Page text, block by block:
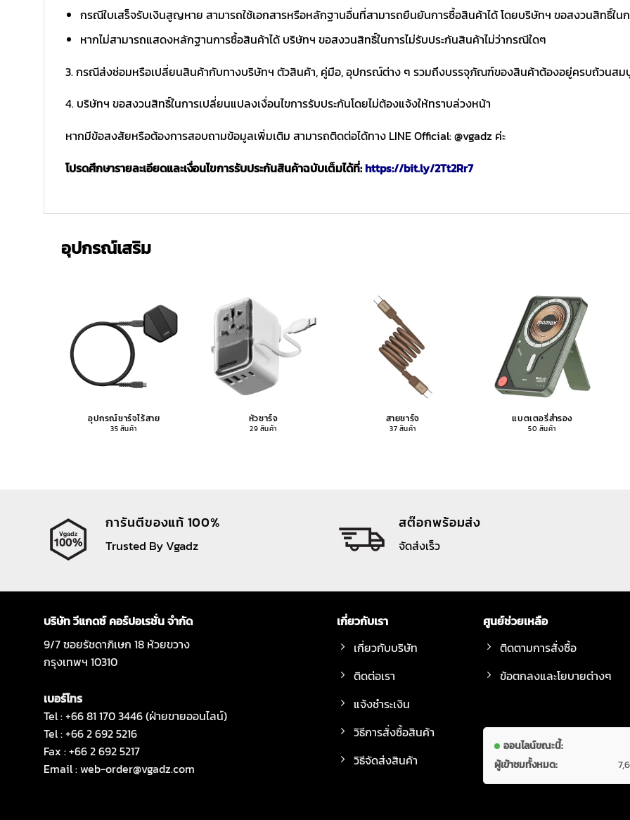
กรณีใบเสร็จรับเงินสูญหาย สามารถใช้เอกสารหรือหลักฐานอื่นที่สามารถยืนยันการซื้อสินค้าได้ โดยบริษัทฯ ขอสงวนสิทธิ์ใน
หากไม่สามารถแสดงหลักฐานการซื้อสินค้าได้ บริษัทฯ ขอสงวนสิทธิ์ในการไม่รับประกันสินค้าไม่ว่ากรณีใดๆ
3. กรณีส่งซ่อมหรือเปลี่ยนสินค้ากับทางบริษัทฯ ตัวสินค้า, คู่มือ, อุปกรณ์ต่าง ๆ รวมถึงบรรจุภัณฑ์ของสินค้าต้องอยู่ครบถ้วนส
4. บริษัทฯ ขอสงวนสิทธิ์ในการเปลี่ยนแปลงเงื่อนไขการรับประกันโดยไม่ต้องแจ้งให้ทราบล่วงหน้า
หากมีข้อสงสัยหรือต้องการสอบถามข้อมูลเพิ่มเติม สามารถติดต่อได้ทาง LINE Official: @vgadz ค่ะ
โปรดศึกษารายละเอียดและเงื่อนไขการรับประกันสินค้าฉบับเต็มได้ที่:https://bit.ly/2Tt2Rr7
อุปกรณ์เสริม
อุปกรณ์ชาร์จไร้สาย
35 สินค้า
หัวชาร์จ
29 สินค้า
สายชาร์จ
37 สินค้า
แบตเตอรี่สำรอง
50 สินค้า
การันตีของแท้ 100%
Trusted By Vgadz
สต๊อกพร้อมส่ง
จัดส่งเร็ว
บริษัท วีแกดซ์ คอร์ปอเรชั่น จำกัด
9/7 ซอยรัชดาภิเษก 18 ห้วยขวาง
กรุงเทพฯ 10310
เบอร์โทร
Tel : +66 81 170 3446 (ฝ่ายขายออนไลน์)
Tel : +66 2 692 5216
Fax : +66 2 692 5217
Email :web-order@vgadz.com
เกี่ยวกับเรา
เกี่ยวกับบริษัท
ติดต่อเรา
แจ้งชำระเงิน
วิธีการสั่งซื้อสินค้า
วิธีจัดส่งสินค้า
ศูนย์ช่วยเหลือ
ติดตามการสั่งซื้อ
ข้อตกลงและโยบายต่างๆ
ออนไลน์ขณะนี้:
ผู้เข้าชมทั้งหมด: